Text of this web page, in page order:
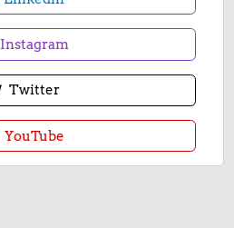
Instagram
Twitter
YouTube